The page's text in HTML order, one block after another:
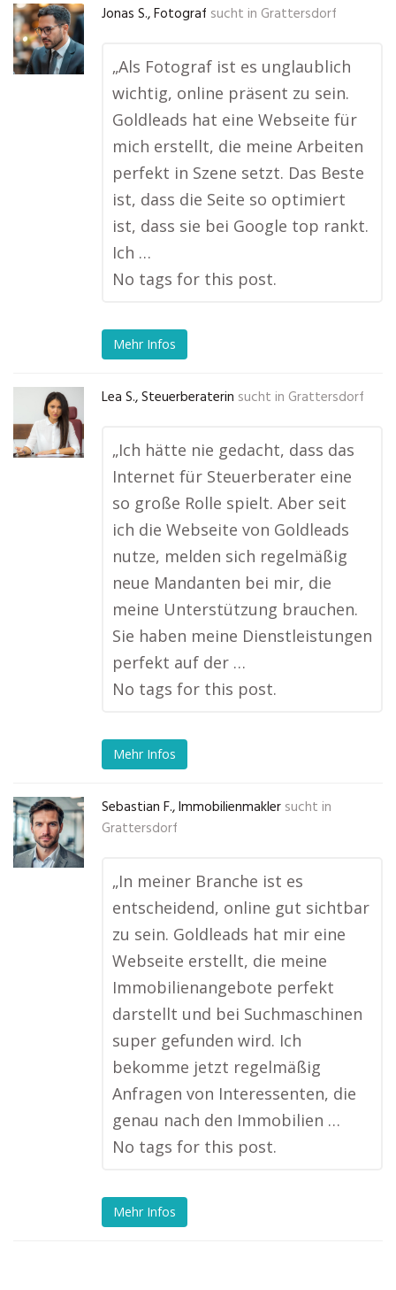
Jonas S., Fotograf sucht in Grattersdorf
„Als Fotograf ist es unglaublich
wichtig, online präsent zu sein.
Goldleads hat eine Webseite für
mich erstellt, die meine Arbeiten
perfekt in Szene setzt. Das Beste
ist, dass die Seite so optimiert
ist, dass sie bei Google top rankt.
Ich …
No tags for this post.
Mehr Infos
Lea S., Steuerberaterin sucht in Grattersdorf
„Ich hätte nie gedacht, dass das
Internet für Steuerberater eine
so große Rolle spielt. Aber seit
ich die Webseite von Goldleads
nutze, melden sich regelmäßig
neue Mandanten bei mir, die
meine Unterstützung brauchen.
Sie haben meine Dienstleistungen
perfekt auf der …
No tags for this post.
Mehr Infos
Sebastian F., Immobilienmakler sucht in
Grattersdorf
„In meiner Branche ist es
entscheidend, online gut sichtbar
zu sein. Goldleads hat mir eine
Webseite erstellt, die meine
Immobilienangebote perfekt
darstellt und bei Suchmaschinen
super gefunden wird. Ich
bekomme jetzt regelmäßig
Anfragen von Interessenten, die
genau nach den Immobilien …
No tags for this post.
Mehr Infos